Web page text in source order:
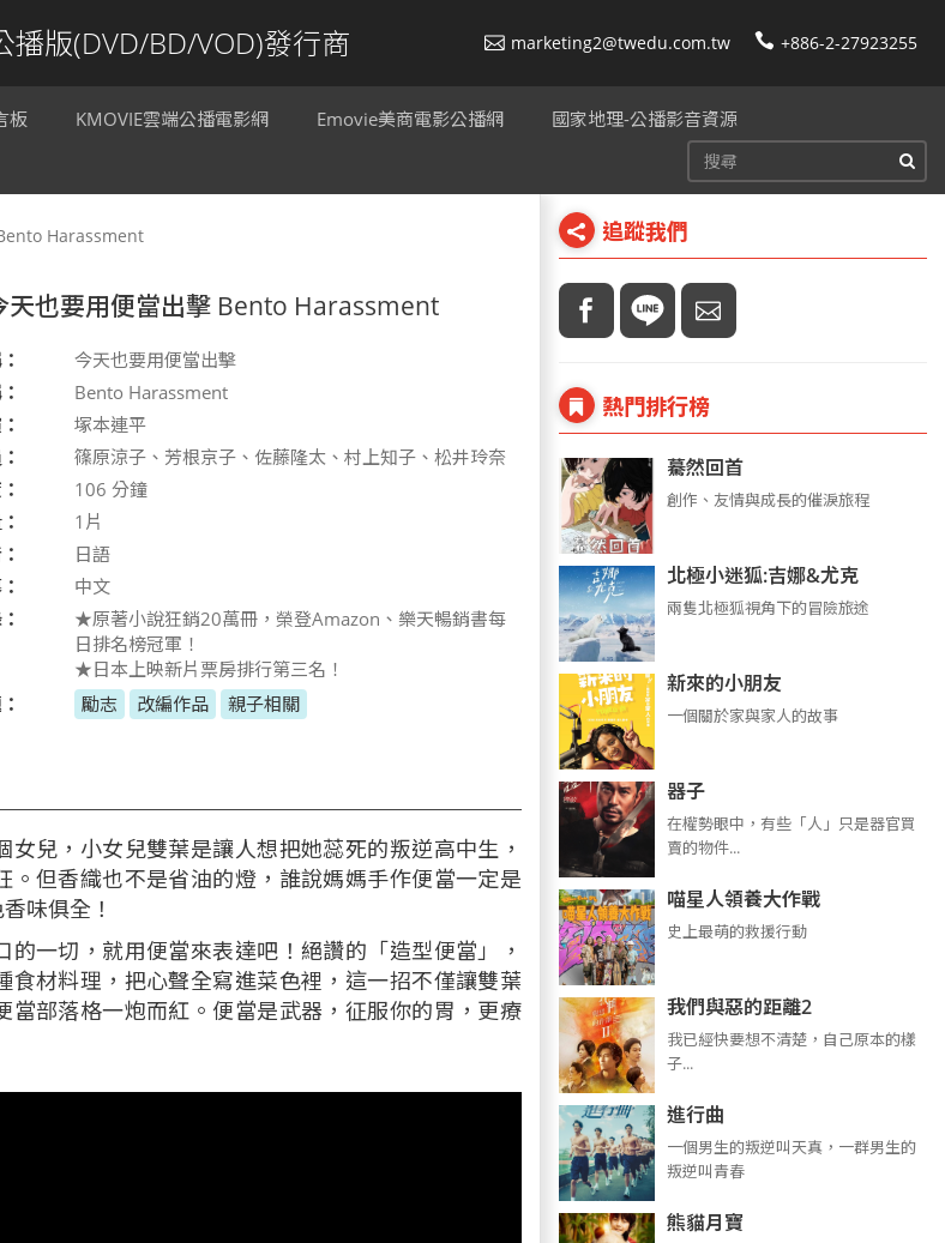
播版(DVD/BD/VOD)發行商 marketing2@twedu.com.tw +886-2-27923255
板 KMOVIE雲端公播電影網 Emovie美商電影公播網 國家地理-公播影音資源
Harassment
天也要用便當出擊 Bento Harassment
今天也要用便當出擊
Bento Harassment
塚本連平
篠原涼子、芳根京子、佐藤隆太、村上知子、松井玲奈
106 分鐘
1片
日語
中文
★原著小說狂銷20萬冊，榮登Amazon、樂天暢銷書每
日排名榜冠軍！
★日本上映新片票房排行第三名！
勵志 改編作品 親子相關
兒，小女兒雙葉是讓人想把她蕊死的叛逆高中生，
但香織也不是省油的燈，誰說媽媽手作便當一定是
味俱全！
一切，就用便當來表達吧！絕讚的「造型便當」，
材料理，把心聲全寫進菜色裡，這一招不僅讓雙葉
部落格一炮而紅。便當是武器，征服你的胃，更療
追蹤我們
熱門排行榜
驀然回首
創作、友情與成長的催淚旅程
北極小迷狐:吉娜&尤克
兩隻北極狐視角下的冒險旅途
新來的小朋友
一個關於家與家人的故事
器子
在權勢眼中，有些「人」只是器官買
賣的物件...
喵星人領養大作戰
史上最萌的救援行動
我們與惡的距離2
我已經快要想不清楚，自己原本的樣
子...
進行曲
​​​一個男生的叛逆叫天真，一群男生的
叛逆叫青春
熊貓月寶